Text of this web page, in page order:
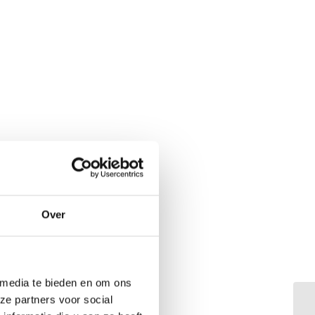
Over
te bieden en om ons
partners voor social